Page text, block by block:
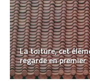
La toiture, cet
regarde en premier